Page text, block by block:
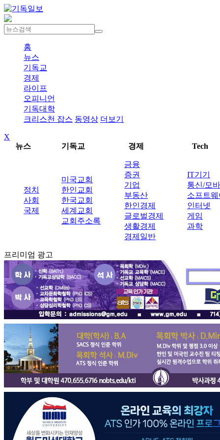
홈
뉴스
기독교
경제
라이프
오피니언
기독대학
크리스천 잡스 동영상 더보기
X
뉴스
기독교 경제 Tech
정치
사회
국제
미국교회
한인교회
한국교회
세계교회
교회주소록
금융
증권
기업
부동산
한인경제
글로벌경제
생활경제
경제일반
IT기기
통신/모
소프트웨
인터넷
게임
과학
프리미엄 광고